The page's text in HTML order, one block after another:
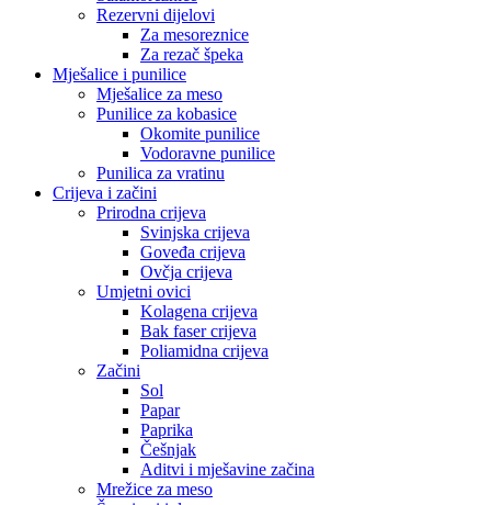
Rezervni dijelovi
Za mesoreznice
Za rezač špeka
Mješalice i punilice
Mješalice za meso
Punilice za kobasice
Okomite punilice
Vodoravne punilice
Punilica za vratinu
Crijeva i začini
Prirodna crijeva
Svinjska crijeva
Goveđa crijeva
Ovčja crijeva
Umjetni ovici
Kolagena crijeva
Bak faser crijeva
Poliamidna crijeva
Začini
Sol
Papar
Paprika
Češnjak
Aditvi i mješavine začina
Mrežice za meso